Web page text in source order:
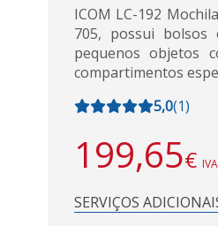
ICOM LC-192
705, possui bolsos
pequenos objetos
compartimentos
5,0(1)
199,65€
SERVIÇOS